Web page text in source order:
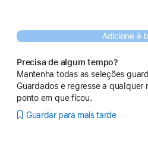
Adicione à
Precisa de algum tempo?
Mantenha todas as seleções
Guardados e regresse a qualquer
ponto em que ficou.
Guardar para mais tarde